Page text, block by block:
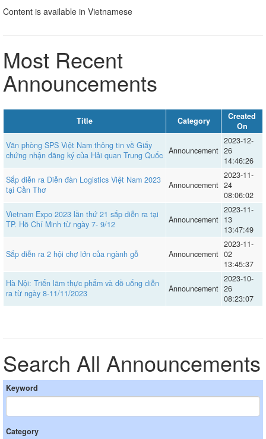
Content is available in Vietnamese
Most Recent
Announcements
Title Category
Created
On
Văn phòng SPS Việt Nam thông tin về Giấy
chứng nhận đăng ký của Hải quan Trung Quốc Announcement
2023-12-
26
14:46:26
Sắp diễn ra Diễn đàn Logistics Việt Nam 2023
tại Cần Thơ
Announcement
2023-11-
24
08:06:02
Vietnam Expo 2023 lần thứ 21 sắp diễn ra tại
TP. Hồ Chí Minh từ ngày 7- 9/12
Announcement
2023-11-
13
13:47:49
Sắp diễn ra 2 hội chợ lớn của ngành gỗ Announcement
2023-11-
02
13:45:37
Hà Nội: Triển lãm thực phẩm và đồ uống diễn
ra từ ngày 8-11/11/2023
Announcement
2023-10-
26
08:23:07
Search All Announcements
Keyword
Category